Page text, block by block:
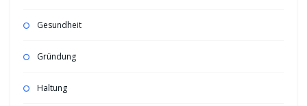
Gesundheit
Gründung
Haltung